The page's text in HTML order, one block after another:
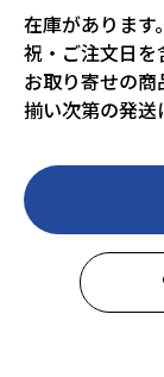
在庫があります
祝・ご注文日を
お取り寄せの
揃い次第の発送